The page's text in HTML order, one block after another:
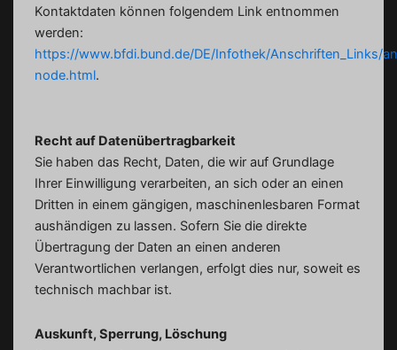
Kontaktdaten können folgendem Link entnommen
werden:
https://www.bfdi.bund.de/DE/Infothek/Anschriften_Links/
node.html.
Recht auf Datenübertragbarkeit
Sie haben das Recht, Daten, die wir auf Grundlage
Ihrer Einwilligung verarbeiten, an sich oder an einen
Dritten in einem gängigen, maschinenlesbaren Format
aushändigen zu lassen. Sofern Sie die direkte
Übertragung der Daten an einen anderen
Verantwortlichen verlangen, erfolgt dies nur, soweit es
technisch machbar ist.
Auskunft, Sperrung, Löschung